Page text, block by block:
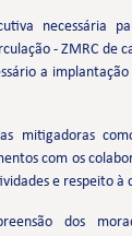
necessária
- ZMRC de
a
mitigadoras
com os
e respeito à
dos